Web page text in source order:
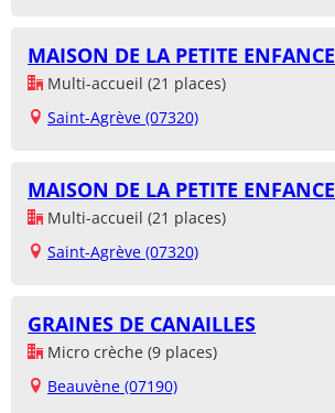
MAISON DE LA PETITE ENFANCE
Multi-accueil (21 places)
Saint-Agrève (07320)
MAISON DE LA PETITE ENFANCE
Multi-accueil (21 places)
Saint-Agrève (07320)
GRAINES DE CANAILLES
Micro crèche (9 places)
Beauvène (07190)